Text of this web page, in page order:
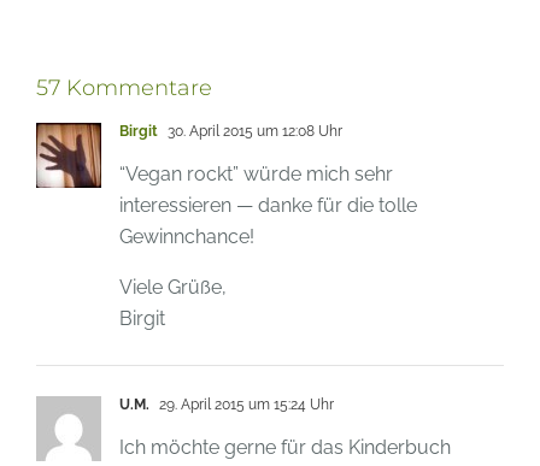
57 Kommentare
Birgit 30. April 2015 um 12:08 Uhr
“Vegan rockt” würde mich sehr
interessieren — danke für die tolle
Gewinnchance!
Viele Grüße,
Birgit
U.M. 29. April 2015 um 15:24 Uhr
Ich möchte gerne für das Kinderbuch